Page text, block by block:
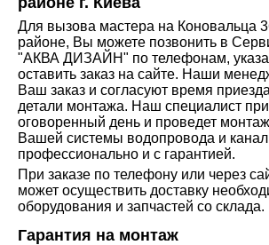
Для вызова мастера на Коновальца
районе, Вы можете позвонить в
"АКВА ДИЗАЙН" по телефонам,
оставить заказ на сайте. Наши
Ваш заказ и согласуют время
детали монтажа. Наш специалист
оговоренный день и проведет
Вашей системы водопровода и
профессионально и с гарантией.
При заказе по телефону или через
может осуществить доставку
оборудования и запчастей со склада.
Гарантия на монтаж